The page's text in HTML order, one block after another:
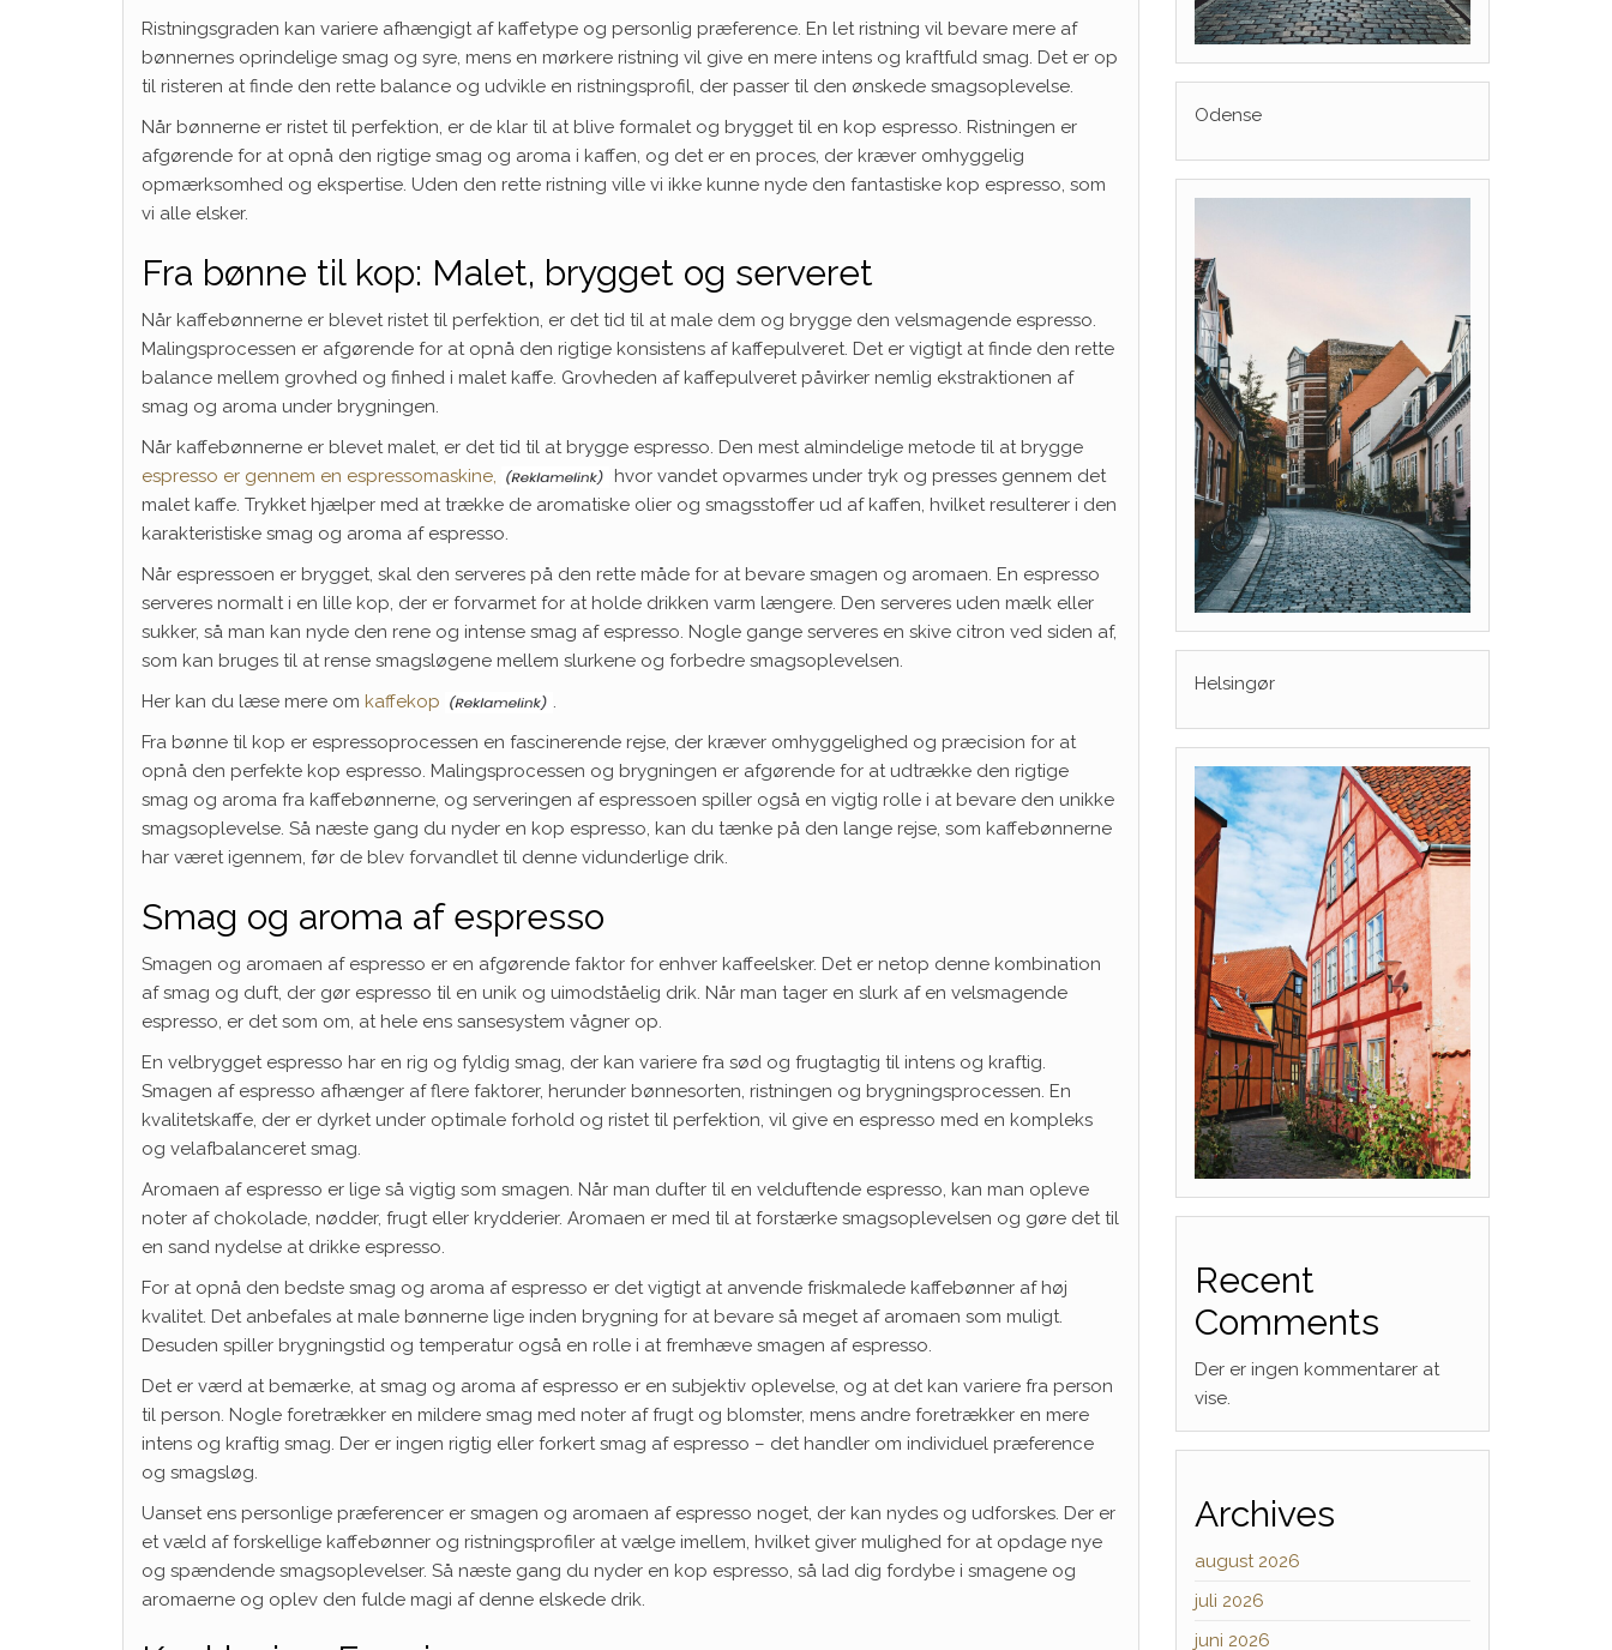
Ristningsgraden kan variere afhængigt af kaffetype og personlig præference. En let ristning vil bevare mere af
bønnernes oprindelige smag og syre, mens en mørkere ristning vil give en mere intens og kraftfuld smag. Det er op
til risteren at finde den rette balance og udvikle en ristningsprofil, der passer til den ønskede smagsoplevelse.
Når bønnerne er ristet til perfektion, er de klar til at blive formalet og brygget til en kop espresso. Ristningen er
afgørende for at opnå den rigtige smag og aroma i kaffen, og det er en proces, der kræver omhyggelig
opmærksomhed og ekspertise. Uden den rette ristning ville vi ikke kunne nyde den fantastiske kop espresso, som
vi alle elsker.
Fra bønne til kop: Malet, brygget og serveret
Når kaffebønnerne er blevet ristet til perfektion, er det tid til at male dem og brygge den velsmagende espresso.
Malingsprocessen er afgørende for at opnå den rigtige konsistens af kaffepulveret. Det er vigtigt at finde den rette
balance mellem grovhed og finhed i malet kaffe. Grovheden af kaffepulveret påvirker nemlig ekstraktionen af
smag og aroma under brygningen.
Når kaffebønnerne er blevet malet, er det tid til at brygge espresso. Den mest almindelige metode til at brygge
espresso er gennem en espressomaskine,
hvor vandet opvarmes under tryk og presses gennem det
malet kaffe. Trykket hjælper med at trække de aromatiske olier og smagsstoffer ud af kaffen, hvilket resulterer i den
karakteristiske smag og aroma af espresso.
Når espressoen er brygget, skal den serveres på den rette måde for at bevare smagen og aromaen. En espresso
serveres normalt i en lille kop, der er forvarmet for at holde drikken varm længere. Den serveres uden mælk eller
sukker, så man kan nyde den rene og intense smag af espresso. Nogle gange serveres en skive citron ved siden af,
som kan bruges til at rense smagsløgene mellem slurkene og forbedre smagsoplevelsen.
Her kan du læse mere om kaffekop
.
Fra bønne til kop er espressoprocessen en fascinerende rejse, der kræver omhyggelighed og præcision for at
opnå den perfekte kop espresso. Malingsprocessen og brygningen er afgørende for at udtrække den rigtige
smag og aroma fra kaffebønnerne, og serveringen af espressoen spiller også en vigtig rolle i at bevare den unikke
smagsoplevelse. Så næste gang du nyder en kop espresso, kan du tænke på den lange rejse, som kaffebønnerne
har været igennem, før de blev forvandlet til denne vidunderlige drik.
Smag og aroma af espresso
Smagen og aromaen af espresso er en afgørende faktor for enhver kaffeelsker. Det er netop denne kombination
af smag og duft, der gør espresso til en unik og uimodståelig drik. Når man tager en slurk af en velsmagende
espresso, er det som om, at hele ens sansesystem vågner op.
En velbrygget espresso har en rig og fyldig smag, der kan variere fra sød og frugtagtig til intens og kraftig.
Smagen af espresso afhænger af flere faktorer, herunder bønnesorten, ristningen og brygningsprocessen. En
kvalitetskaffe, der er dyrket under optimale forhold og ristet til perfektion, vil give en espresso med en kompleks
og velafbalanceret smag.
Aromaen af espresso er lige så vigtig som smagen. Når man dufter til en velduftende espresso, kan man opleve
noter af chokolade, nødder, frugt eller krydderier. Aromaen er med til at forstærke smagsoplevelsen og gøre det til
en sand nydelse at drikke espresso.
For at opnå den bedste smag og aroma af espresso er det vigtigt at anvende friskmalede kaffebønner af høj
kvalitet. Det anbefales at male bønnerne lige inden brygning for at bevare så meget af aromaen som muligt.
Desuden spiller brygningstid og temperatur også en rolle i at fremhæve smagen af espresso.
Det er værd at bemærke, at smag og aroma af espresso er en subjektiv oplevelse, og at det kan variere fra person
til person. Nogle foretrækker en mildere smag med noter af frugt og blomster, mens andre foretrækker en mere
intens og kraftig smag. Der er ingen rigtig eller forkert smag af espresso – det handler om individuel præference
og smagsløg.
Uanset ens personlige præferencer er smagen og aromaen af espresso noget, der kan nydes og udforskes. Der er
et væld af forskellige kaffebønner og ristningsprofiler at vælge imellem, hvilket giver mulighed for at opdage nye
og spændende smagsoplevelser. Så næste gang du nyder en kop espresso, så lad dig fordybe i smagene og
aromaerne og oplev den fulde magi af denne elskede drik.
Odense
Helsingør
Recent
Comments
Der er ingen kommentarer at
vise.
Archives
august 2026
juli 2026
juni 2026